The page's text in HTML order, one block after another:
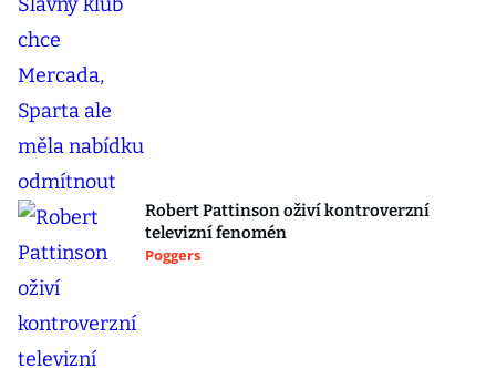
Robert Pattinson oživí kontroverzní
televizní fenomén
Poggers